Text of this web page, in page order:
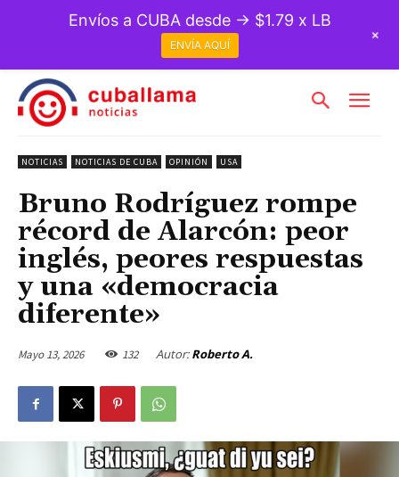
NOTICIAS NOTICIAS DE CUBA OPINIÓN USA
Bruno Rodríguez rompe
récord de Alarcón: peor
inglés, peores respuestas
y una «democracia
diferente»
Mayo 13, 2026 132 Autor: Roberto A.
Envíos a CUBA desde → $1.79 x LB
ENVÍA AQUÍ
+